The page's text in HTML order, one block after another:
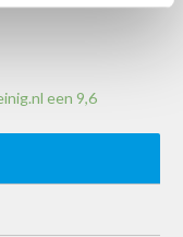
een 9,6